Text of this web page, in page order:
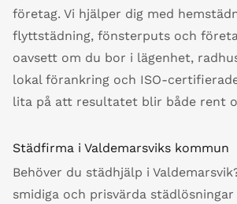
företag. Vi hjälper dig med
flyttstädning, fönsterputs och
oavsett om du bor i lägenhet,
lokal förankring och ISO-
lita på att resultatet blir både rent
Städfirma i Valdemarsviks kommun
Behöver du städhjälp i
smidiga och prisvärda